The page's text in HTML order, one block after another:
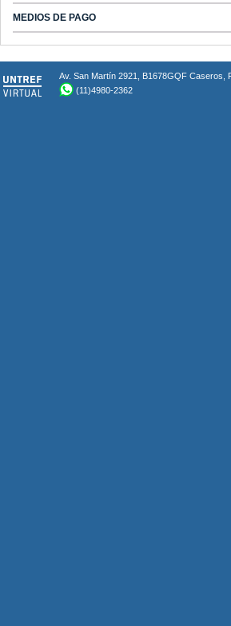
MEDIOS DE PAGO
Av. San Martín 2921, B1678GQF Caseros,
(11)4980-2362